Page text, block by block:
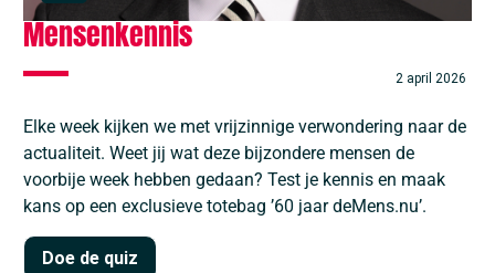
Mensenkennis
2 april 2026
Elke week kijken we met vrijzinnige verwondering naar de
actualiteit. Weet jij wat deze bijzondere mensen de
voorbije week hebben gedaan? Test je kennis en maak
kans op een exclusieve totebag ’60 jaar deMens.nu’.
Doe de quiz